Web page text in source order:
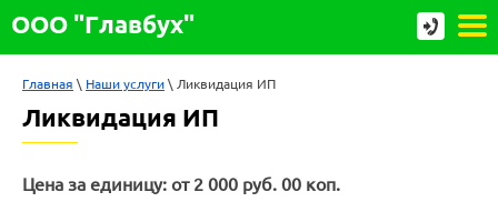
ООО "Главбух"
Главная \ Наши услуги \ Ликвидация ИП
Ликвидация ИП
Цена за единицу: от 2 000 руб. 00 коп.